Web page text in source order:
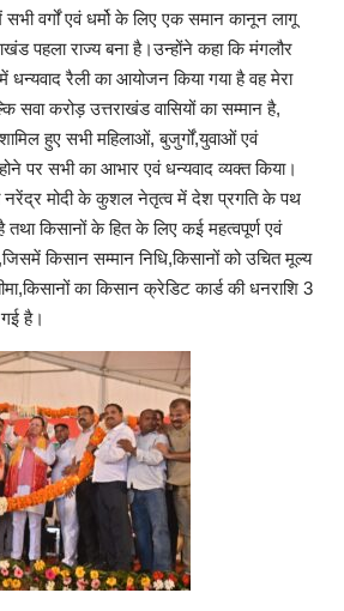
वर्गों एवं धर्मो के लिए एक समान कानून लागू
पहला राज्य बना है।उन्होंने कहा कि मंगलौर
धन्यवाद रैली का आयोजन किया गया है वह मेरा
सवा करोड़ उत्तराखंड वासियों का सम्मान है,
हुए सभी महिलाओं, बुजुर्गों,युवाओं एवं
पर सभी का आभार एवं धन्यवाद व्यक्त किया।
नरेंद्र मोदी के कुशल नेतृत्व में देश प्रगति के पथ
तथा किसानों के हित के लिए कई महत्वपूर्ण एवं
किसान सम्मान निधि,किसानों को उचित मूल्य
का किसान क्रेडिट कार्ड की धनराशि 3
है।